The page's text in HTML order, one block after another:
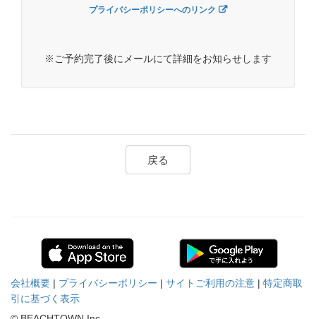
プライバシーポリシーへのリンク
※ご予約完了後にメールにて詳細をお知らせします
戻る
会社概要 | プライバシーポリシー | サイトご利用の注意 | 特定商取
引に基づく表示